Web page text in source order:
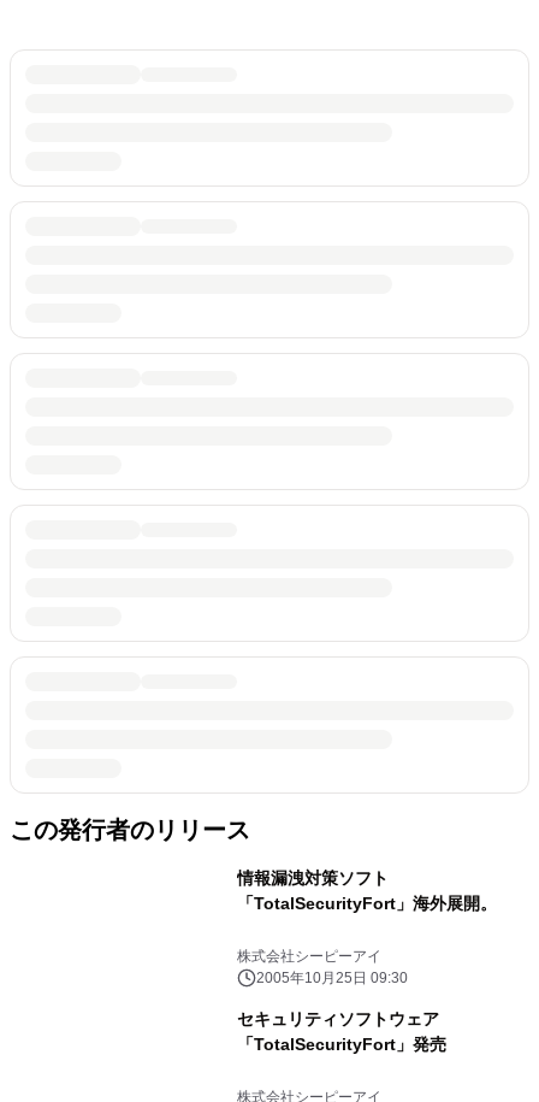
この発行者のリリース
情報漏洩対策ソフト
「TotalSecurityFort」海外展開。
株式会社シーピーアイ
2005年10月25日 09:30
セキュリティソフトウェア
「TotalSecurityFort」発売
株式会社シーピーアイ